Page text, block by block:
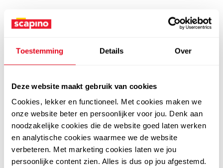
Toestemming Details Over
Deze website maakt gebruik van cookies
Cookies, lekker en functioneel. Met cookies maken we
onze website beter en persoonlijker voor jou. Denk aan
noodzakelijke cookies die de website goed laten werken
en analytische cookies waarmee we de website
verbeteren. Met marketing cookies laten we jou
persoonlijke content zien. Alles is dus op jou afgestemd.